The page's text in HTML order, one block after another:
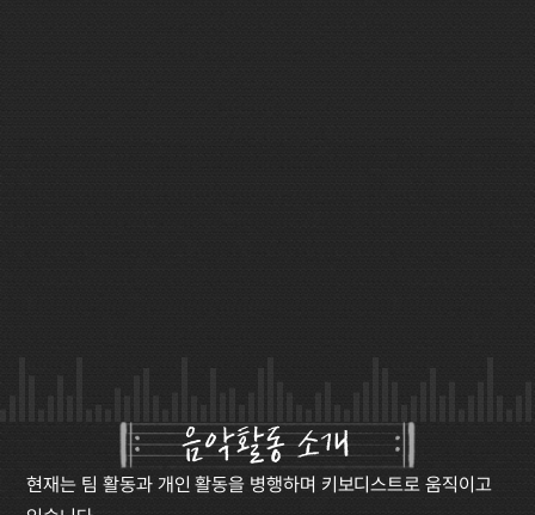
음악활동 소개
현재는 팀 활동과 개인 활동을 병행하며 키보디스트로 움직이고